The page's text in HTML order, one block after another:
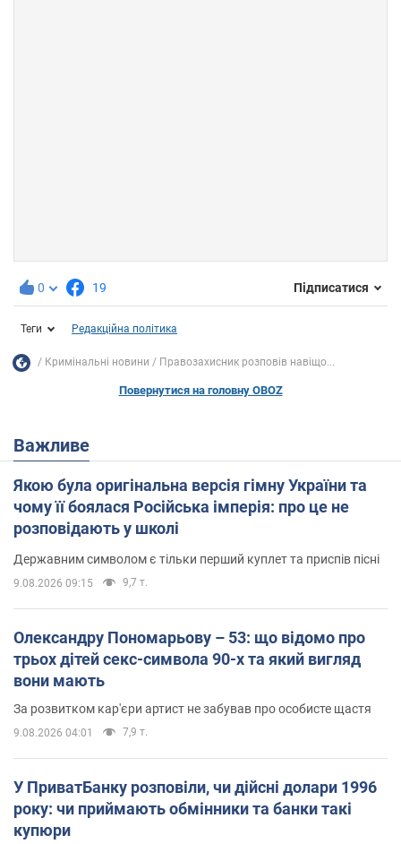
0 19 Підписатися
Теги Редакційна політика
Кримінальні новини Правозахисник розповів навіщо...
Повернутися на головну OBOZ
Важливе
Якою була оригінальна версія гімну України та
чому її боялася Російська імперія: про це не
розповідають у школі
Державним символом є тільки перший куплет та приспів пісні
9.08.2026 09:15 9,7 т.
Олександру Пономарьову – 53: що відомо про
трьох дітей секс-символа 90-х та який вигляд
вони мають
За розвитком кар'єри артист не забував про особисте щастя
9.08.2026 04:01 7,9 т.
У ПриватБанку розповіли, чи дійсні долари 1996
року: чи приймають обмінники та банки такі
купюри